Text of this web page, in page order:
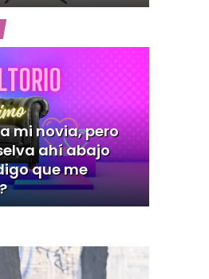
mi novia, pero
ahí abajo
que me